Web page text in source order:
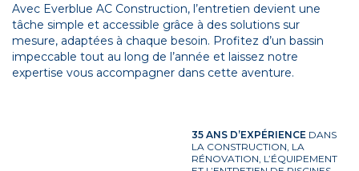
Avec Everblue AC Construction, l’entretien devient une
tâche simple et accessible grâce à des solutions sur
mesure, adaptées à chaque besoin. Profitez d’un bassin
impeccable tout au long de l’année et laissez notre
expertise vous accompagner dans cette aventure.
35 ANS D’EXPÉRIENCE DANS
LA CONSTRUCTION, LA
RÉNOVATION, L’ÉQUIPEMENT